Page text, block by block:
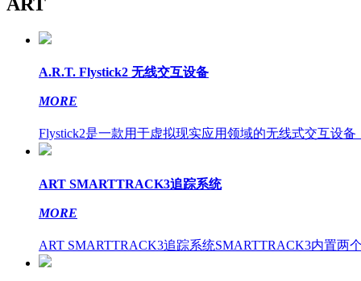
A.R.T. Flystick2 无线交互设备
MORE
Flystick2是一款用于虚拟现实应用领域的无线式交互设备
ART SMARTTRACK3追踪系统
MORE
ART SMARTTRACK3追踪系统SMARTTRACK3内置两